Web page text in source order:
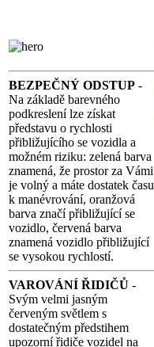
BEZPEČNÝ ODSTUP -
Na základě barevného
podkreslení lze získat
představu o rychlosti
přibližujícího se vozidla a
možném riziku: zelená barva
znamená, že prostor za Vámi
je volný a máte dostatek času
k manévrování, oranžová
barva značí přibližující se
vozidlo, červená barva
znamená vozidlo přibližující
se vysokou rychlostí.
VAROVÁNÍ ŘIDIČŮ -
Svým velmi jasným
červeným světlem s
dostatečným předstihem
upozorní řidiče vozidel na